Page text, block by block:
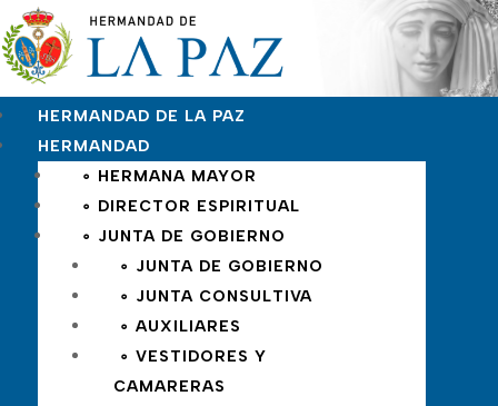
HERMANDAD DE LA PAZ
HERMANDAD
∘ HERMANA MAYOR
∘ DIRECTOR ESPIRITUAL
∘ JUNTA DE GOBIERNO
∘ JUNTA DE GOBIERNO
∘ JUNTA CONSULTIVA
∘ AUXILIARES
∘ VESTIDORES Y
CAMARERAS